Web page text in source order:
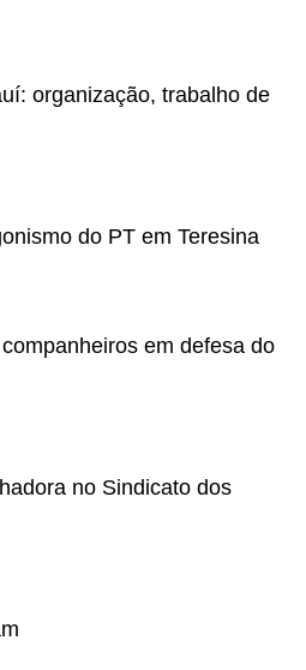
organização, trabalho de
do PT em Teresina
em defesa do
no Sindicato dos